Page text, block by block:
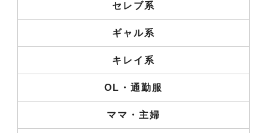
セレブ系
ギャル系
キレイ系
OL・通勤服
ママ・主婦